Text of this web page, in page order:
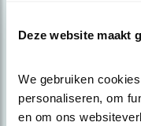
Deze website maakt
We gebruiken
personaliseren, om
en om ons